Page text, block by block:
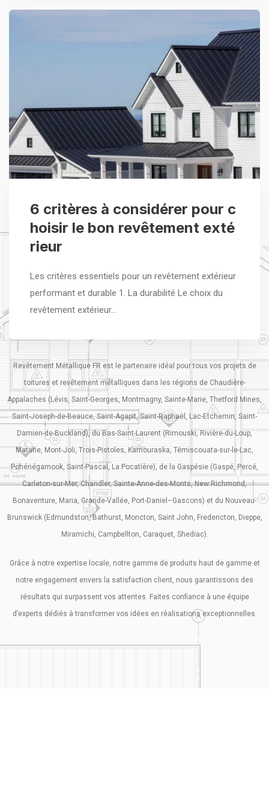
6 critères à considérer pour c
hoisir le bon revêtement exté
rieur
Les critères essentiels pour un revêtement extérieur
performant et durable 1. La durabilité Le choix du
revêtement extérieur…
Revêtement Métallique FR est le partenaire idéal pour tous vos projets de
toitures et revêtement métalliques dans les régions de Chaudière-
Appalaches (Lévis, Saint-Georges, Montmagny, Sainte-Marie, Thetford Mines,
Saint-Joseph-de-Beauce, Saint-Agapit, Saint-Raphaël, Lac-Etchemin, Saint-
Damien-de-Buckland), du Bas-Saint-Laurent (Rimouski, Rivière-du-Loup,
Matane, Mont-Joli, Trois-Pistoles, Kamouraska, Témiscouata-sur-le-Lac,
Pohénégamook, Saint-Pascal, La Pocatière), de la Gaspésie (Gaspé, Percé,
Carleton-sur-Mer, Chandler, Sainte-Anne-des-Monts, New Richmond,
Bonaventure, Maria, Grande-Vallée, Port-Daniel–Gascons) et du Nouveau-
Brunswick (Edmundston, Bathurst, Moncton, Saint John, Fredericton, Dieppe,
Miramichi, Campbellton, Caraquet, Shediac).
Grâce à notre expertise locale, notre gamme de produits haut de gamme et
notre engagement envers la satisfaction client, nous garantissons des
résultats qui surpassent vos attentes. Faites confiance à une équipe
d’experts dédiés à transformer vos idées en réalisations exceptionnelles.